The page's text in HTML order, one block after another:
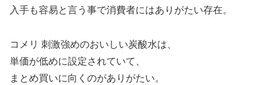
入手も容易と言う事で消費者にはありがたい存在。
コメリ 刺激強めのおいしい炭酸水は、
単価が低めに設定されていて、
まとめ買いに向くのがありがたい。